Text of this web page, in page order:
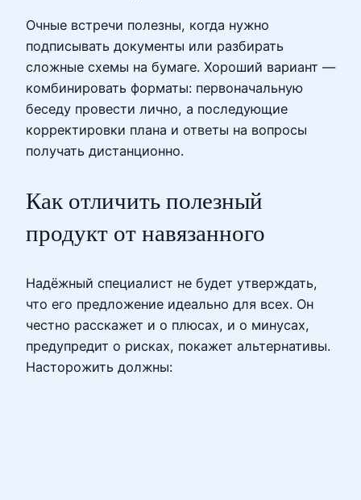
Очные встречи полезны, когда нужно
подписывать документы или разбирать
сложные схемы на бумаге. Хороший вариант —
комбинировать форматы: первоначальную
беседу провести лично, а последующие
корректировки плана и ответы на вопросы
получать дистанционно.
Как отличить полезный
продукт от навязанного
Надёжный специалист не будет утверждать,
что его предложение идеально для всех. Он
честно расскажет и о плюсах, и о минусах,
предупредит о рисках, покажет альтернативы.
Насторожить должны: